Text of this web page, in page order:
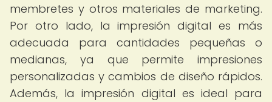
membretes y otros materiales de marketing.
Por otro lado, la impresión digital es más
adecuada para cantidades pequeñas o
medianas, ya que permite impresiones
personalizadas y cambios de diseño rápidos.
Además, la impresión digital es ideal para